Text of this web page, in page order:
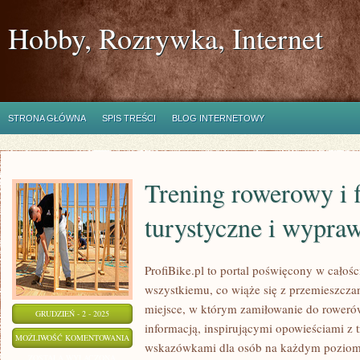
Hobby, Rozrywka, Internet
STRONA GŁÓWNA SPIS TREŚCI BLOG INTERNETOWY
GRUDZIEŃ - 2 - 2025
MOŻLIWOŚĆ KOMENTOWANIA
Trening rowerowy i
turystyczne i
ProfiBike.pl to portal poświęcony w
wszystkiemu, co wiąże się z
miejsce, w którym zamiłowanie do
informacją, inspirującymi opowieściami z
wskazówkami dla osób na każdym